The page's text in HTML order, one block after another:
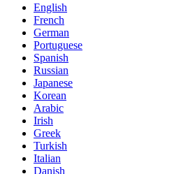
English
French
German
Portuguese
Spanish
Russian
Japanese
Korean
Arabic
Irish
Greek
Turkish
Italian
Danish